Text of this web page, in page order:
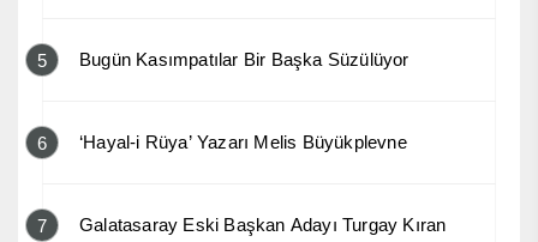
5 Bugün Kasımpatılar Bir Başka Süzülüyor
6 ‘Hayal-i Rüya’ Yazarı Melis Büyükplevne
7 Galatasaray Eski Başkan Adayı Turgay Kıran